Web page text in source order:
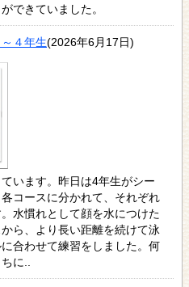
できていました。
４年生(2026年6月17日)
います。昨日は4年生がシー
コースに分かれて、それぞれ
水慣れとして顔を水につけた
ら、より長い距離を続けて泳
合わせて練習をしました。何
に..